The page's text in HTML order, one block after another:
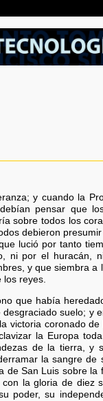
y cuando la
pensar que
sobre todos los
debieron
lució por tanto
ni por el huracán,
y que siembra a
los reyes.
que había
suelo; y
victoria coronado de
la Europa
de la tierra, y
la sangre de
de San Luis sobre la
la gloria de diez
poder, su